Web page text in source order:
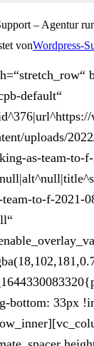
– Agentur
vonWordpress-
default“
uploads/
as-team-to-
to-f-2021-
bottom: 33px